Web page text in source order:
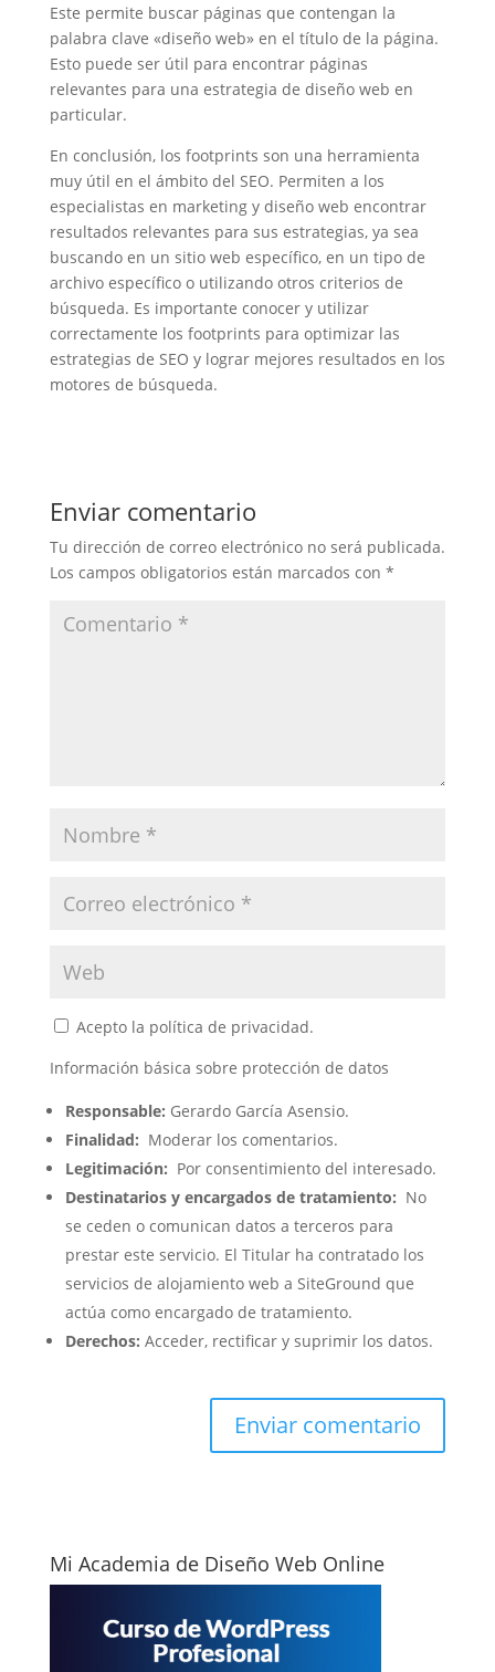
Este permite buscar páginas que contengan la
palabra clave «diseño web» en el título de la página.
Esto puede ser útil para encontrar páginas
relevantes para una estrategia de diseño web en
particular.
En conclusión, los footprints son una herramienta
muy útil en el ámbito del SEO. Permiten a los
especialistas en marketing y diseño web encontrar
resultados relevantes para sus estrategias, ya sea
buscando en un sitio web específico, en un tipo de
archivo específico o utilizando otros criterios de
búsqueda. Es importante conocer y utilizar
correctamente los footprints para optimizar las
estrategias de SEO y lograr mejores resultados en los
motores de búsqueda.
Enviar comentario
Tu dirección de correo electrónico no será publicada.
Los campos obligatorios están marcados con *
Acepto la política de privacidad.
Información básica sobre protección de datos
Responsable: Gerardo García Asensio.
Finalidad: Moderar los comentarios.
Legitimación: Por consentimiento del interesado.
Destinatarios y encargados de tratamiento: No
se ceden o comunican datos a terceros para
prestar este servicio. El Titular ha contratado los
servicios de alojamiento web a SiteGround que
actúa como encargado de tratamiento.
Derechos: Acceder, rectificar y suprimir los datos.
Mi Academia de Diseño Web Online